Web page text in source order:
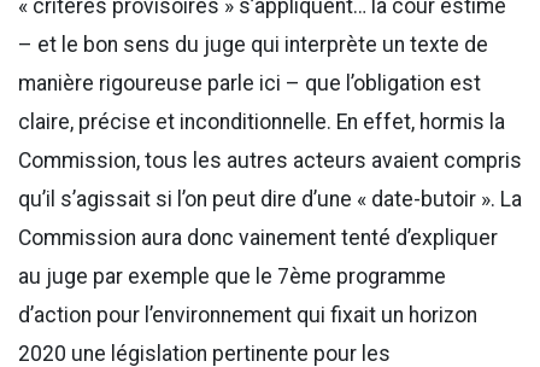
« critères provisoires » s’appliquent… la cour estime
– et le bon sens du juge qui interprète un texte de
manière rigoureuse parle ici – que l’obligation est
claire, précise et inconditionnelle. En effet, hormis la
Commission, tous les autres acteurs avaient compris
qu’il s’agissait si l’on peut dire d’une « date-butoir ». La
Commission aura donc vainement tenté d’expliquer
au juge par exemple que le 7ème programme
d’action pour l’environnement qui fixait un horizon
2020 une législation pertinente pour les